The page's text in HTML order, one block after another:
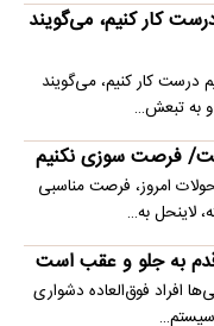
درست کار کنیم، می‌گویند
می‌خواهیم درست کار کنیم، می‌گویند
و به تبعش…
فرصت سوزی نکنیم
امروز، فرصت مناسبی
لاینحل به…
به جلو و عقب است
افراد فوق‌العاده دشواری
سیستم…